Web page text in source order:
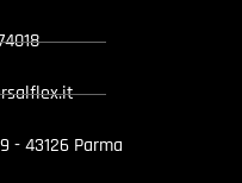
- 43126 Parma